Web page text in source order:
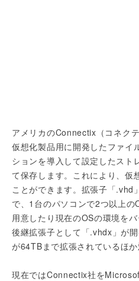
アメリカのConnectix（コネク
仮想化製品用に開発したファイ
ションを導入して設定したスト
て保存します。これにより、仮
ことができます。拡張子「.vhd
で、1台のパソコンで2つ以上
用意したり現在のOSの環境を
後継拡張子として「.vhdx」が
が64TBまで拡張されているほ
現在ではConnectix社を